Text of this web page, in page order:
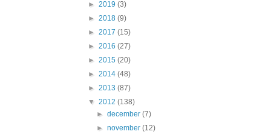
► 2019 (3)
► 2018 (9)
► 2017 (15)
► 2016 (27)
► 2015 (20)
► 2014 (48)
► 2013 (87)
▼ 2012 (138)
►december(7)
►november(12)